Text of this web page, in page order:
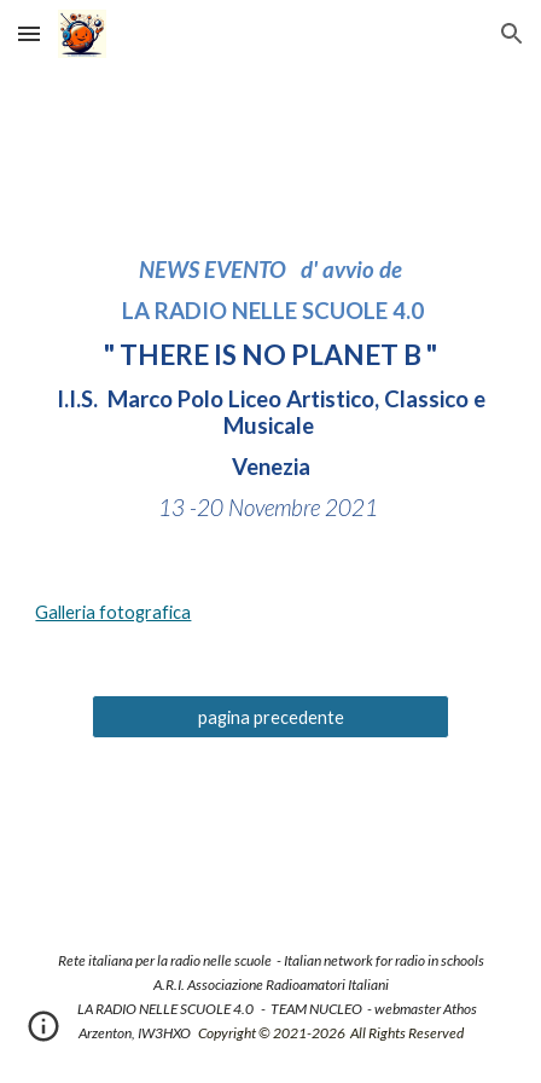
Skip to main content Skip to navigation
NEWS EVENTO d' avvio de
LA RADIO NELLE SCUOLE 4.0
" THERE IS NO PLANET B "
I.I.S. Marco Polo Liceo Artistico, Classico e
Musicale
Venezia
13 -20 Novembre 2021
Galleria fotografica
pagina precedente
Rete italiana per la radio nelle scuole -Italian network for radio in schools
A.R.I. Associazione Radioamatori Italiani
LA RADIO NELLE SCUOLE 4.0 - TEAM NUCLEO - webmaster Athos
Arzenton, IW3HXO Copyright ©2021-2026All Rights Reserved